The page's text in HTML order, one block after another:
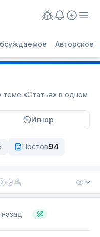
Авторское
теме «Статья» в одном
Игнор
Постов94